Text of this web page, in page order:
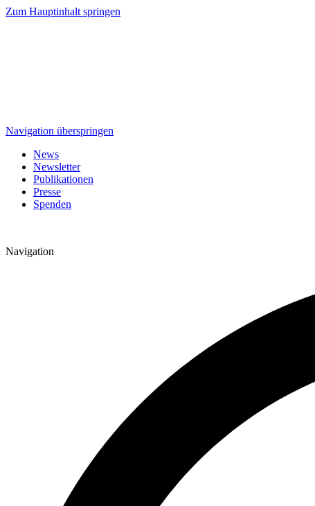
Zum Hauptinhalt springen
Navigation überspringen
News
Newsletter
Publikationen
Presse
Spenden
Navigation